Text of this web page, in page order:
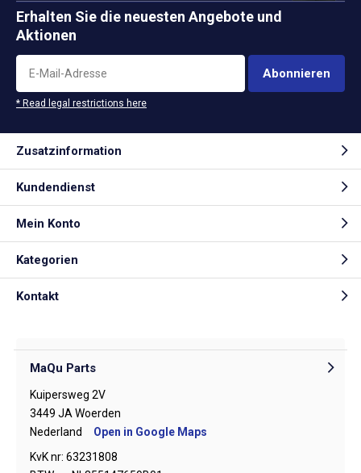
Erhalten Sie die neuesten Angebote und
Aktionen
Abonnieren
* Read legal restrictions here
Zusatzinformation
Kundendienst
Mein Konto
Kategorien
Kontakt
MaQu Parts
Kuipersweg 2V
3449 JA Woerden
Nederland
Open in Google Maps
KvK nr: 63231808